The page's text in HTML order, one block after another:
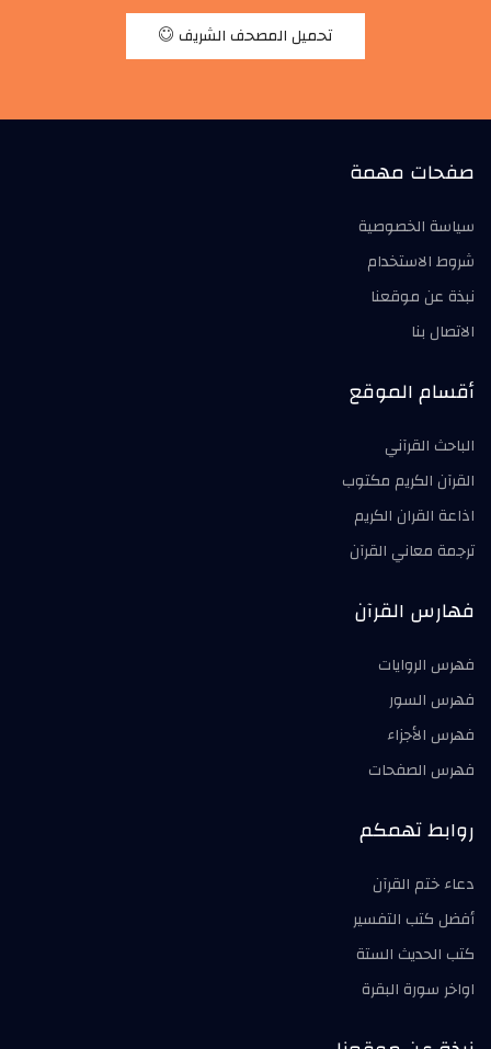
تحميل المصحف الشريف
صفحات مهمة
سياسة الخصوصية
شروط الاستخدام
نبذة عن موقعنا
الاتصال بنا
أقسام الموقع
الباحث القرآني
القرآن الكريم مكتوب
اذاعة القران الكريم
ترجمة معاني القرآن
فهارس القرآن
فهرس الروايات
فهرس السور
فهرس الأجزاء
فهرس الصفحات
روابط تهمكم
دعاء ختم القرآن
أفضل كتب التفسير
كتب الحديث الستة
اواخر سورة البقرة